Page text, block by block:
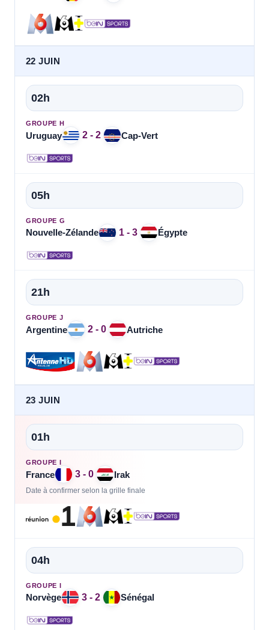
22 JUIN
02h
GROUPE H
Uruguay 2 - 2 Cap-Vert
05h
GROUPE G
Nouvelle-Zélande 1 - 3 Égypte
21h
GROUPE J
Argentine 2 - 0 Autriche
23 JUIN
01h
GROUPE I
France 3 - 0 Irak
Date à confirmer selon la grille finale
04h
GROUPE I
Norvège 3 - 2 Sénégal